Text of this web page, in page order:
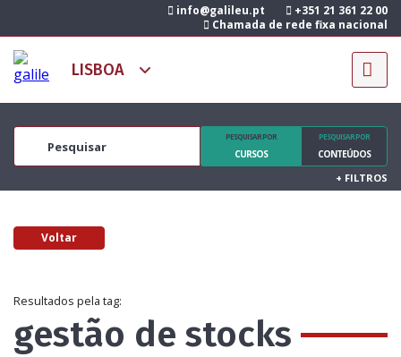
info@galileu.pt
+351 21 361 22 00
Chamada de rede fixa nacional
PESQUISAR POR
CURSOS
PESQUISAR POR
CONTEÚDOS
+ FILTROS
Voltar
Resultados pela tag:
gestão de stocks